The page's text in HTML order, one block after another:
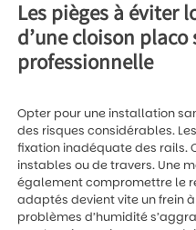
Les pièges à éviter
d’une cloison placo
professionnelle
Opter pour une installation
des risques considérables.
fixation inadéquate des rails.
instables ou de travers. Une
également compromettre le
adaptés devient vite un frein
problèmes d’humidité